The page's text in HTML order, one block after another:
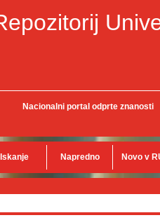
Nacionalni portal odprte znanosti
Iskanje Napredno Novo v